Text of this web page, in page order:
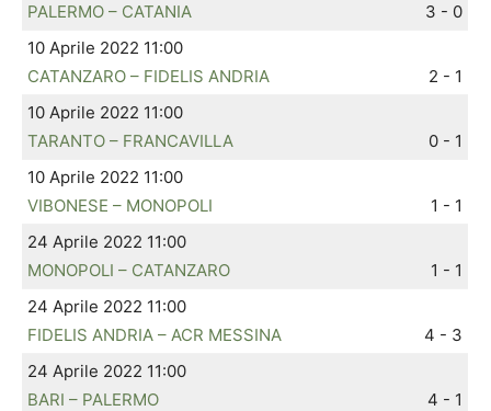
PALERMO – CATANIA
3 - 0
10 Aprile 2022 11:00
CATANZARO – FIDELIS ANDRIA
2 - 1
10 Aprile 2022 11:00
TARANTO – FRANCAVILLA
0 - 1
10 Aprile 2022 11:00
VIBONESE – MONOPOLI
1 - 1
24 Aprile 2022 11:00
MONOPOLI – CATANZARO
1 - 1
24 Aprile 2022 11:00
FIDELIS ANDRIA – ACR MESSINA
4 - 3
24 Aprile 2022 11:00
BARI – PALERMO
4 - 1